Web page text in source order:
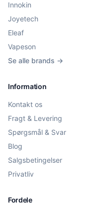
Innokin
Joyetech
Eleaf
Vapeson
Se alle brands →
Information
Kontakt os
Fragt & Levering
Spørgsmål & Svar
Blog
Salgsbetingelser
Privatliv
Fordele